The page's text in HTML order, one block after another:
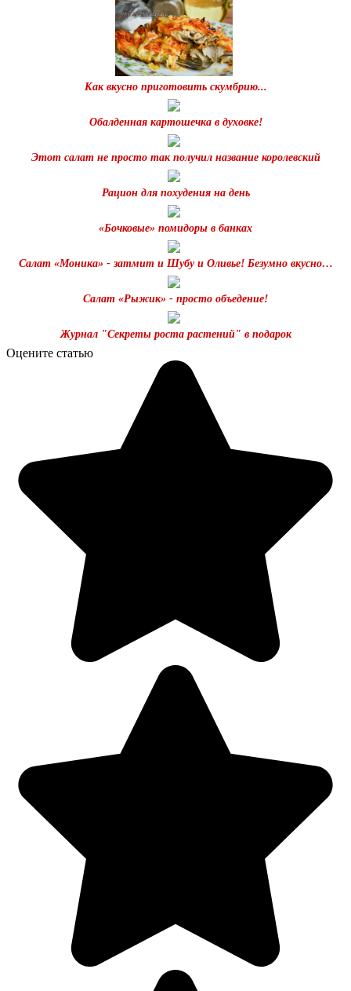
Как вкусно приготовить скумбрию...
Обалденная картошечка в духовке!
Этот салат не просто так получил название королевский
Рацион для похудения на день
«Бочковые» помидоры в банках
Салат «Моника» - затмит и Шубу и Оливье! Безумно вкусно…
Салат «Рыжик» - просто объедение!
Журнал "Секреты роста растений" в подарок
Оцените статью